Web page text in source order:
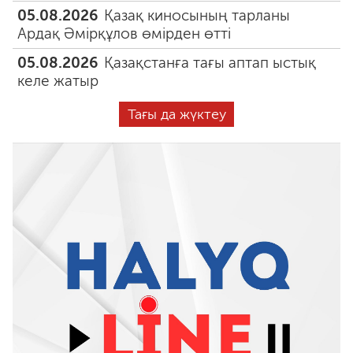
05.08.2026 Қазақ киносының тарланы
Ардақ Әмірқұлов өмірден өтті
05.08.2026 Қазақстанға тағы аптап ыстық
келе жатыр
Тағы да жүктеу